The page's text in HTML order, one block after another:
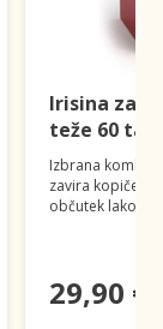
Irisina za
teže 60
Izbrana
zavira
občutek lakote
29,90 €